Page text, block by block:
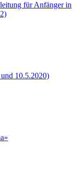
für Anfänger in
10.5.2020)